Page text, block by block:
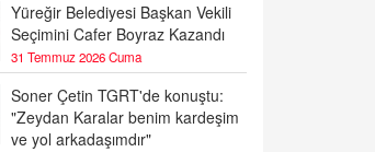
Yüreğir Belediyesi Başkan Vekili
Seçimini Cafer Boyraz Kazandı
31 Temmuz 2026 Cuma
Soner Çetin TGRT'de konuştu:
"Zeydan Karalar benim kardeşim
ve yol arkadaşımdır"